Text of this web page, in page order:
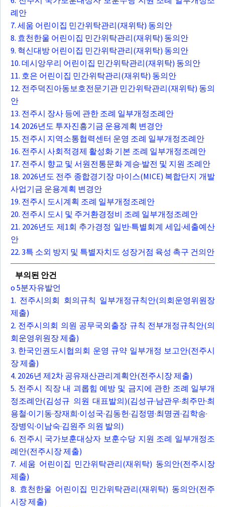
례안
7. 세움 어린이집 민간위탁관리(재위탁) 동의안
8. 효천한울 어린이집 민간위탁관리(재위탁) 동의안
9. 혁신대방 어린이집 민간위탁관리(재위탁) 동의안
10. 데시앙우리 어린이집 민간위탁관리(재위탁) 동의안
11. 호은 어린이집 민간위탁관리(재위탁) 동의안
12. 전주덕진아동보호전문기관 민간위탁관리(재위탁) 동의
안
13. 전주시 장사 등에 관한 조례 일부개정조례안
14. 2026년도 투자진흥기금 운용계획 변경안
15. 전주시 지역소통협력센터 운영 조례 일부개정조례안
16. 전주시 사회적경제 활성화 기본 조례 일부개정조례안
17. 전주시 향교 및 서원전통문화 계승·발전 및 지원 조례안
18. 2026년도 전주 종합경기장 마이스(MICE) 복합단지 개발
사업기금 운용계획 변경안
19. 전주시 도시계획 조례 일부개정조례안
20. 전주시 도시 및 주거환경정비 조례 일부개정조례안
21. 2026년도 제1회 추가경정 일반·특별회계 세입·세출예산
안
22. 3특 소외 방지 및 특별자치도 성장거점 육성 촉구 건의안
부의된 안건
o 5분자유발언
1. 전주시의회 회의규칙 일부개정규칙안(의회운영위원장
제출)
2. 전주시의회 의원 공무국외출장 규칙 전부개정규칙안(의
회운영위원장 제출)
3. 한국인권도시협의회 운영 규약 일부개정 보고안(전주시
장 제출)
4. 2026년 제2차 공유재산관리계획안(전주시장 제출)
5. 전주시 직장 내 괴롭힘 예방 및 금지에 관한 조례 일부개
정조례안(김성규 의원 대표발의)(김성규·남관우·최주만·최
용철·이기동·장재희·이성국·김동헌·김정명·최명권·김학송·
장병익·이남숙·김원주 의원 발의)
6. 전주시 국가보훈대상자 보훈수당 지원 조례 일부개정조
례안(전주시장 제출)
7. 세움 어린이집 민간위탁관리(재위탁) 동의안(전주시장
제출)
8. 효천한울 어린이집 민간위탁관리(재위탁) 동의안(전주
시장 제출)